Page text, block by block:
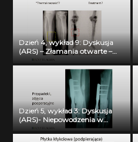
Dzień 4, wykład 9: Dyskusja
(ARS) – Złamania otwarte –
dyskusja. Dr Marek
Dzień 5, wykład 3: Dyskusja
(ARS)- Niepowodzenia w
leczeniu złamań. Dr Marek
Kolaśniewski